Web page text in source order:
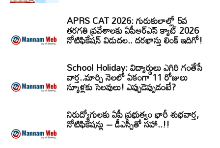
APRS CAT 2026: గురుకులాల్లో 5వ
తరగతి ప్రవేశాలకు ఏపీఆర్‌ఎస్‌ క్యాట్‌ 2026
నోటిఫికేషన్‌ విడుదల.. దరఖాస్తు లింక్‌ ఇదిగో!
School Holiday: విద్యార్థులు ఎగిరి గంతేసే
వార్త..మార్చి నెలలో ఏకంగా 11 రోజులు
స్కూళ్లకు సెలవులు! ఎప్పుడెప్పుడంటే?
నిరుద్యోగులకు ఏపీ ప్రభుత్వం భారీ శుభవార్త,
నోటిఫికేషన్లు – డీఎస్సీతో సహా..!!